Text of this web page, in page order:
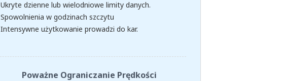
Ukryte dzienne lub wielodniowe limity danych.
Spowolnienia w godzinach szczytu
Intensywne użytkowanie prowadzi do kar.
Poważne Ograniczanie Prędkości